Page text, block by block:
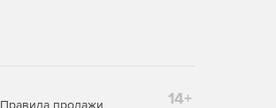
Правила продажи 14+